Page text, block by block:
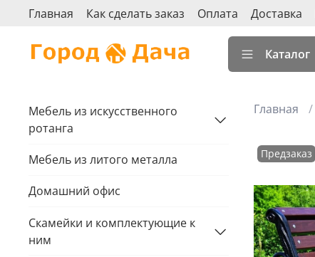
Главная Как сделать заказ Оплата Доставка
Каталог
Главная
Предзаказ
Мебель из искусственного
ротанга
Мебель из литого металла
Домашний офис
Скамейки и комплектующие к
ним